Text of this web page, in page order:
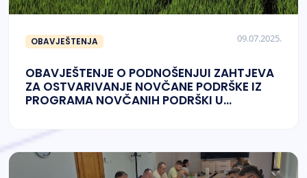
OBAVJEŠTENJA 09.07.2025.
OBAVJEŠTENJE O PODNOŠENJUI ZAHTJEVA
ZA OSTVARIVANJE NOVČANE PODRŠKE IZ
PROGRAMA NOVČANIH PODRŠKI U
2025. GODINI